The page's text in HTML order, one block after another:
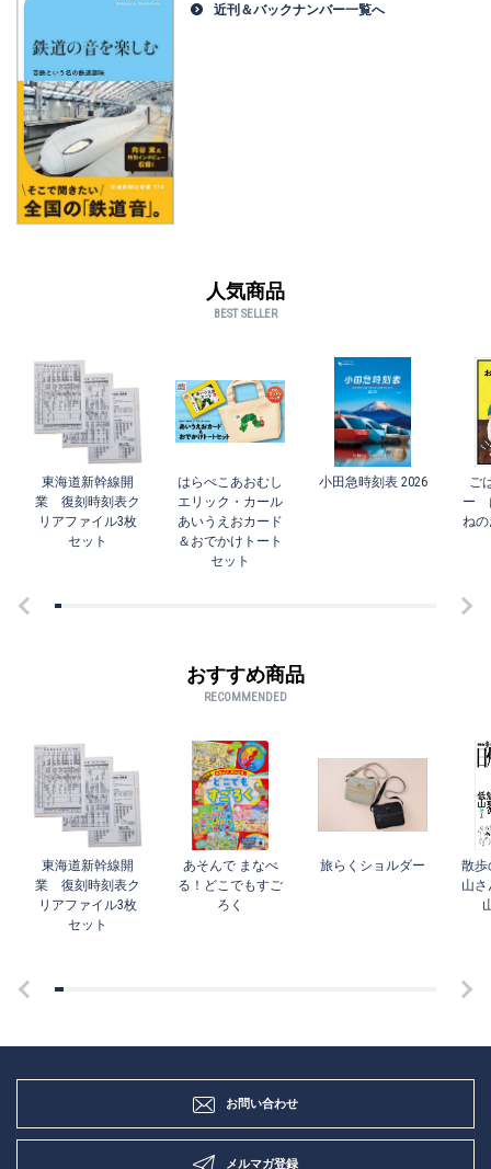
近刊＆バックナンバー一覧へ
人気商品
BEST SELLER
東海道新幹線開
業 復刻時刻表ク
リアファイル3枚
セット
はらぺこあおむし
エリック・カール
あいうえおカード
＆おでかけトート
セット
小田急時刻表 2026
ご
ー
ね
おすすめ商品
RECOMMENDED
東海道新幹線開
業 復刻時刻表ク
リアファイル3枚
セット
あそんで まなべ
る！どこでもすご
ろく
旅らくショルダー
散歩
山さ
お問い合わせ
メルマガ登録